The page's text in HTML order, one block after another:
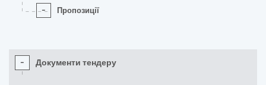
- Пропозиції
- Документи тендеру